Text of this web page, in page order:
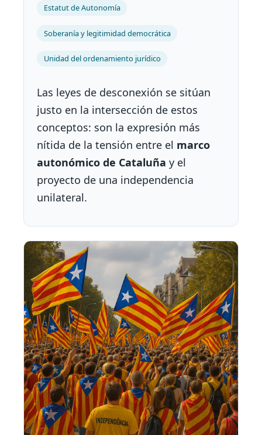
Estatut de Autonomía
Soberanía y legitimidad democrática
Unidad del ordenamiento jurídico
Las leyes de desconexión se sitúan
justo en la intersección de estos
conceptos: son la expresión más
nítida de la tensión entre el marco
autonómico de Cataluña y el
proyecto de una independencia
unilateral.